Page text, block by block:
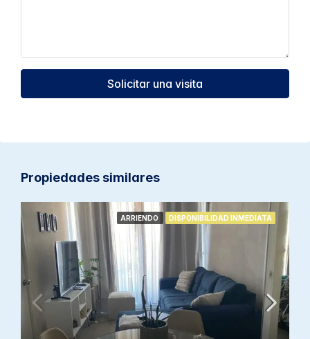
Solicitar una visita
Propiedades similares
ARRIENDO DISPONIBILIDAD INMEDIATA